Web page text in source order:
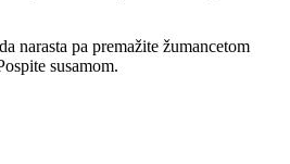
narasta pa premažite žumancetom
susamom.